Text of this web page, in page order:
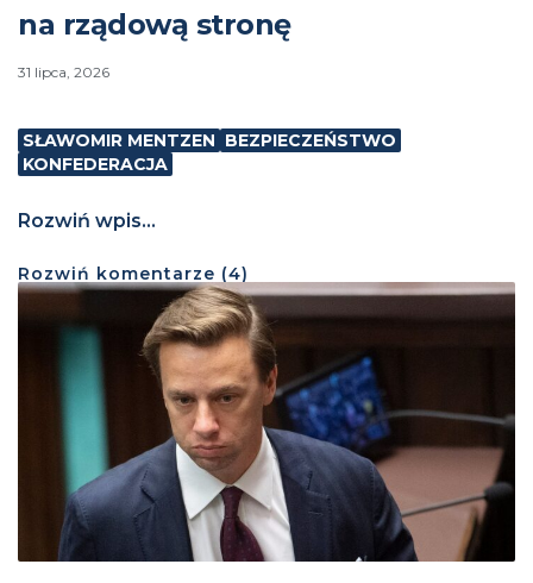
na rządową stronę
31 lipca, 2026
SŁAWOMIR MENTZEN BEZPIECZEŃSTWO
KONFEDERACJA
Rozwiń wpis...
Rozwiń komentarze (4)